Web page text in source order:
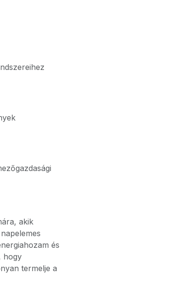
akik
és
hogy
termelje a